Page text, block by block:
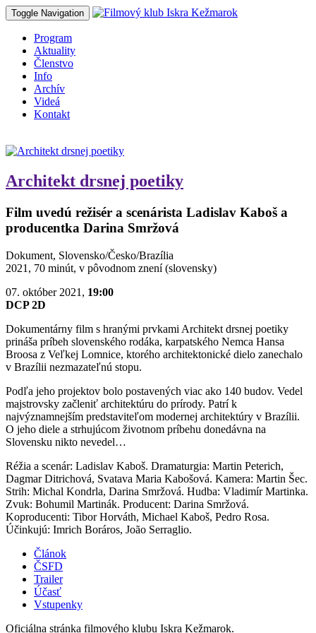
Toggle Navigation
Program
Aktuality
Členstvo
Info
Archív
Videá
Kontakt
Architekt drsnej poetiky
Film uvedú režisér a scenárista Ladislav Kaboš a
producentka Darina Smržová
Dokument, Slovensko/Česko/Brazília
2021, 70 minút, v pôvodnom znení (slovensky)
07. október 2021, 19:00
DCP 2D
Dokumentárny film s hranými prvkami Architekt drsnej poetiky
prináša príbeh slovenského rodáka, karpatského Nemca Hansa
Broosa z Veľkej Lomnice, ktorého architektonické dielo zanechalo
v Brazílii nezmazateľnú stopu.
Podľa jeho projektov bolo postavených viac ako 140 budov. Vedel
majstrovsky začleniť architektúru do prírody. Patrí k
najvýznamnejším predstaviteľom modernej architektúry v Brazílii.
O jeho diele a strhujúcom životnom príbehu donedávna na
Slovensku nikto nevedel…
Réžia a scenár: Ladislav Kaboš. Dramaturgia: Martin Peterich,
Dagmar Ditrichová, Svatava Maria Kabošová. Kamera: Martin Šec.
Strih: Michal Kondrla, Darina Smržová. Hudba: Vladimír Martinka.
Zvuk: Bohumil Martinák. Producent: Darina Smržová.
Koproducenti: Tibor Horváth, Michael Kaboš, Pedro Rosa.
Účinkujú: Imrich Boráros, João Serraglio.
Článok
ČSFD
Trailer
Účasť
Vstupenky
Oficiálna stránka filmového klubu Iskra Kežmarok.